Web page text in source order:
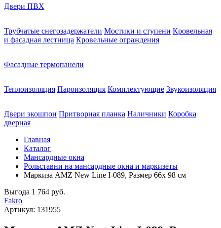
Двери ПВХ
Трубчатые снегозадержатели Мостики и ступени Кровельная
и фасадная лестница Кровельные ограждения
Фасадные термопанели
Теплоизоляция Пароизоляция Комплектующие Звукоизоляция
Двери экошпон Притворная планка Наличники Коробка
дверная
Главная
Каталог
Мансардные окна
Рольставни на мансардные окна и маркизеты
Маркиза AMZ New Line I-089, Размер 66х 98 см
Выгода 1 764 руб.
Fakro
Артикул: 131955